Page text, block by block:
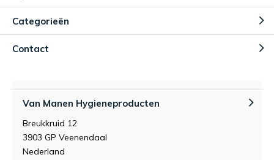
Categorieën
Contact
Van Manen Hygieneproducten
Breukkruid 12
3903 GP Veenendaal
Nederland